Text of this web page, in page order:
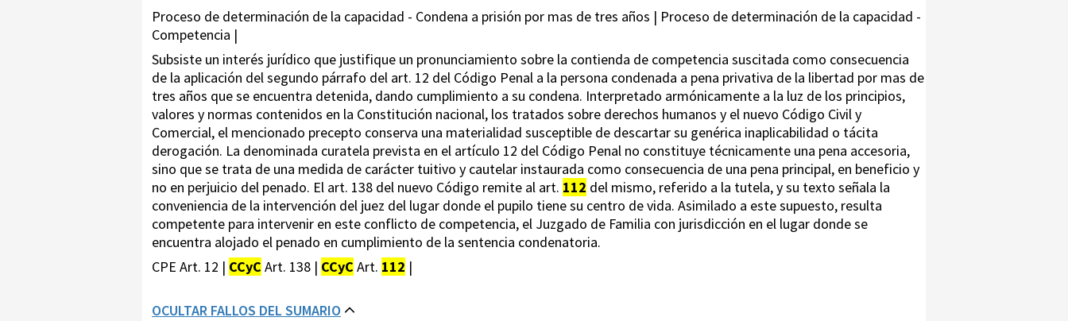
Proceso de determinación de la capacidad - Condena a prisión por mas de tres años | Proceso de determinación de la capacidad -
Competencia |
Subsiste un interés jurídico que justifique un pronunciamiento sobre la contienda de competencia suscitada como consecuencia
de la aplicación del segundo párrafo del art. 12 del Código Penal a la persona condenada a pena privativa de la libertad por mas de
tres años que se encuentra detenida, dando cumplimiento a su condena. Interpretado armónicamente a la luz de los principios,
valores y normas contenidos en la Constitución nacional, los tratados sobre derechos humanos y el nuevo Código Civil y
Comercial, el mencionado precepto conserva una materialidad susceptible de descartar su genérica inaplicabilidad o tácita
derogación. La denominada curatela prevista en el artículo 12 del Código Penal no constituye técnicamente una pena accesoria,
sino que se trata de una medida de carácter tuitivo y cautelar instaurada como consecuencia de una pena principal, en beneficio y
no en perjuicio del penado. El art. 138 del nuevo Código remite al art. 112 del mismo, referido a la tutela, y su texto señala la
conveniencia de la intervención del juez del lugar donde el pupilo tiene su centro de vida. Asimilado a este supuesto, resulta
competente para intervenir en este conflicto de competencia, el Juzgado de Familia con jurisdicción en el lugar donde se
encuentra alojado el penado en cumplimiento de la sentencia condenatoria.
CPE Art. 12 | CCyC Art. 138 | CCyC Art. 112 |
OCULTAR FALLOS DEL SUMARIO